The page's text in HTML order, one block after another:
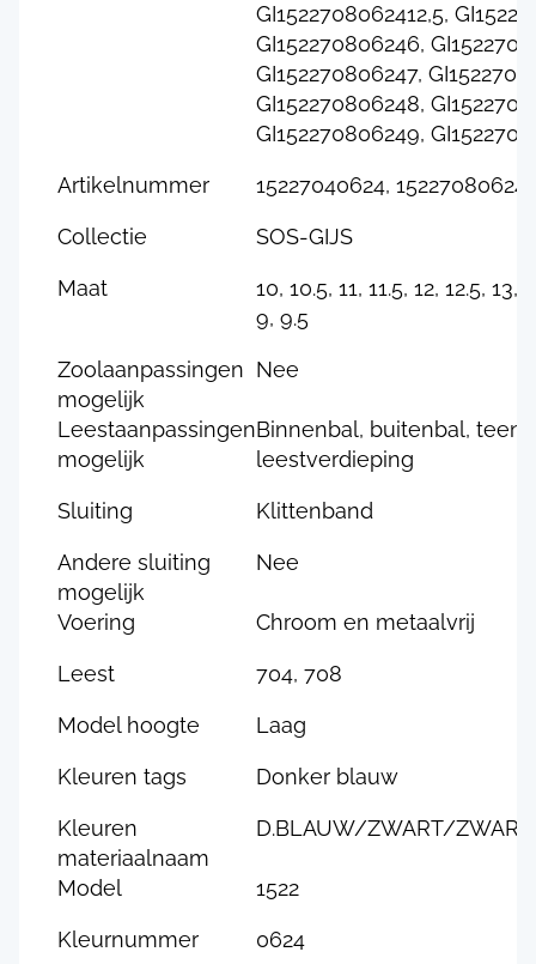
GI1522708062412,5,
GI152270806246,
GI152270806247,
GI152270806248,
GI152270806249,
Artikelnummer 15227040624, 15227080624
Collectie SOS-GIJS
Maat
10, 10.5, 11, 11.5, 12, 12.5, 13,
9, 9.5
Zoolaanpassingen
mogelijk
Nee
Leestaanpassingen
mogelijk
Binnenbal, buitenbal,
leestverdieping
Sluiting Klittenband
Andere sluiting
mogelijk
Nee
Voering Chroom en metaalvrij
Leest 704, 708
Model hoogte Laag
Kleuren tags Donker blauw
Kleuren
materiaalnaam
D.BLAUW/ZWART/
Model 1522
Kleurnummer 0624